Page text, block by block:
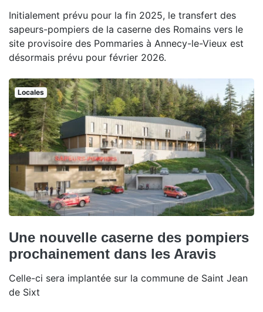
Initialement prévu pour la fin 2025, le transfert des
sapeurs-pompiers de la caserne des Romains vers le
site provisoire des Pommaries à Annecy-le-Vieux est
désormais prévu pour février 2026.
Locales
Une nouvelle caserne des pompiers
prochainement dans les Aravis
Celle-ci sera implantée sur la commune de Saint Jean
de Sixt